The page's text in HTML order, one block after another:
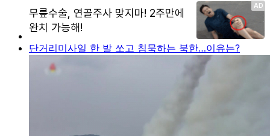
단거리미사일 한 발 쏘고 침묵하는 북한…이유는?